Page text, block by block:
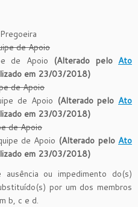
de Apoio
de Apoio (Alterado pelo Ato
em 23/03/2018)
de Apoio
de Apoio (Alterado pelo Ato
em 23/03/2018)
de Apoio
de Apoio (Alterado pelo Ato
em 23/03/2018)
ou impedimento do(s)
por um dos membros
b, c e d.